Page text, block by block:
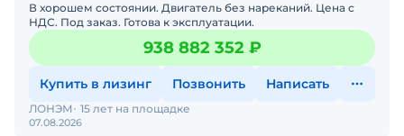
В хорошем состоянии. Двигатель без нареканий. Цена с
НДС. Под заказ. Готова к эксплуатации.
938 882 352 ₽
Купить в лизинг Позвонить Написать
07.08.2026
ЛОНЭМ 15 лет на площадке